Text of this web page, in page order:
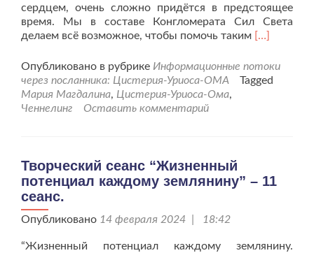
сердцем, очень сложно придётся в предстоящее
время. Мы в составе Конгломерата Сил Света
делаем всё возможное, чтобы помочь таким Читать
проСлово
Марии
[…]
Опубликовано в рубрике Информационные потоки
через посланника: Цистерия-Уриоса-ОМА
Tagged
Мария Магдалина, Цистерия-Уриоса-Ома,
Ченнелинг
Оставить комментарий
Творческий сеанс “Жизненный
потенциал каждому землянину” – 11
сеанс.
Опубликовано 14 февраля 2024 | 18:42
“Жизненный потенциал каждому землянину.